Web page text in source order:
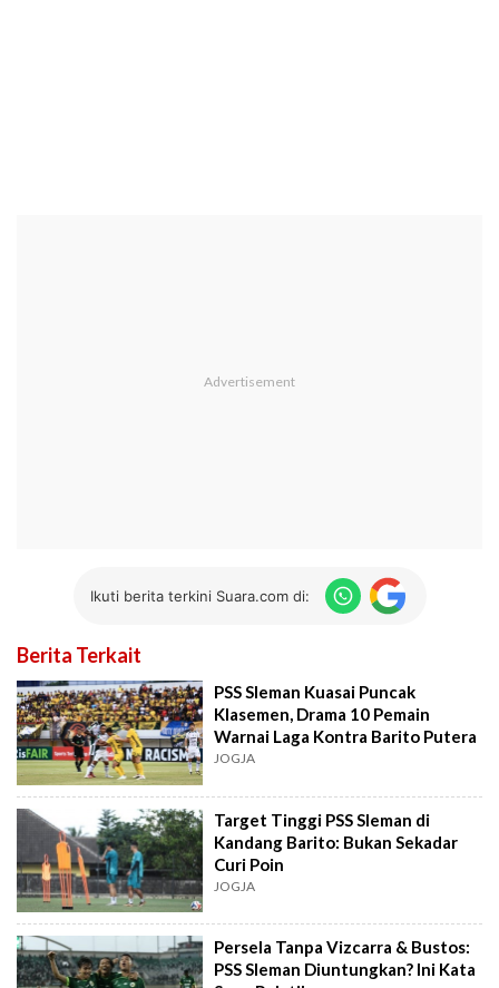
Ikuti berita terkini Suara.com di:
Berita Terkait
PSS Sleman Kuasai Puncak
Klasemen, Drama 10 Pemain
Warnai Laga Kontra Barito Putera
JOGJA
Target Tinggi PSS Sleman di
Kandang Barito: Bukan Sekadar
Curi Poin
JOGJA
Persela Tanpa Vizcarra & Bustos:
PSS Sleman Diuntungkan? Ini Kata